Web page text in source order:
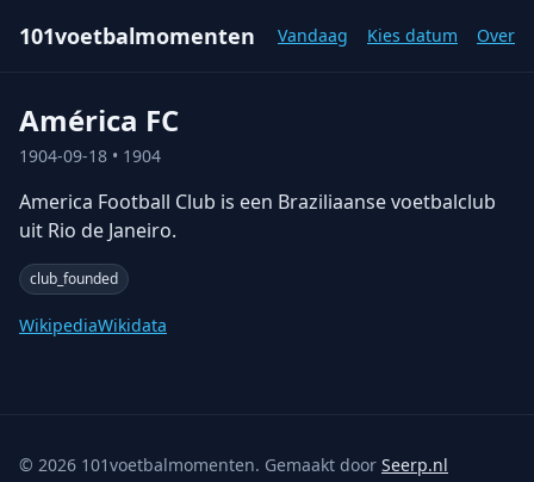
101voetbalmomenten Vandaag Kies datum Over
América FC
1904-09-18 • 1904
America Football Club is een Braziliaanse voetbalclub
uit Rio de Janeiro.
club_founded
WikipediaWikidata
© 2026 101voetbalmomenten. Gemaakt door Seerp.nl